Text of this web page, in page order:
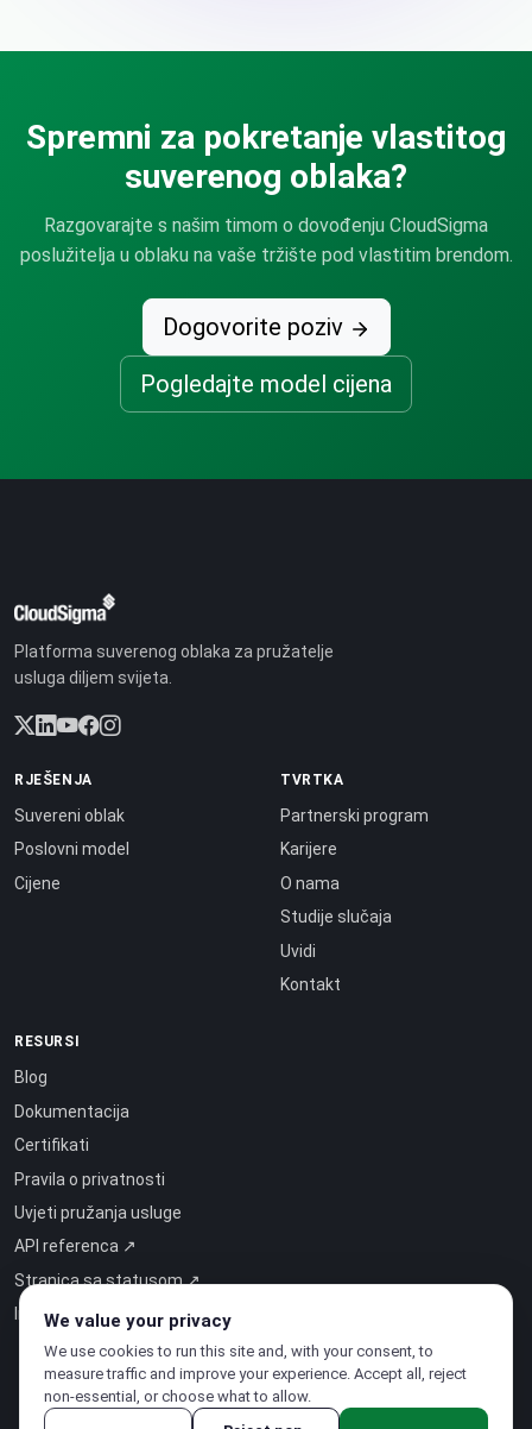
Spremni za pokretanje vlastitog
suverenog oblaka?
Razgovarajte s našim timom o dovođenju CloudSigma
poslužitelja u oblaku na vaše tržište pod vlastitim brendom.
Dogovorite poziv
Pogledajte model cijena
Platforma suverenog oblaka za pružatelje
usluga diljem svijeta.
RJEŠENJA
Suvereni oblak
Poslovni model
Cijene
TVRTKA
Partnerski program
Karijere
O nama
Studije slučaja
Uvidi
Kontakt
RESURSI
Blog
Dokumentacija
Certifikati
Pravila o privatnosti
Uvjeti pružanja usluge
API referenca ↗
Stranica sa statusom ↗
Inteligencija kao usluga ↗
We value your privacy
We use cookies to run this site and, with your consent, to
measure traffic and improve your experience. Accept all, reject
non-essential, or choose what to allow.